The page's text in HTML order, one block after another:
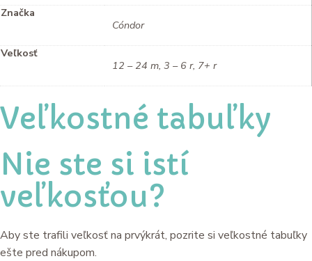
Značka
Cóndor
Veľkosť
12 – 24 m, 3 – 6 r, 7+ r
Veľkostné tabuľky
Nie ste si istí
veľkosťou?
Aby ste trafili veľkosť na prvýkrát, pozrite si veľkostné tabuľky
ešte pred nákupom.